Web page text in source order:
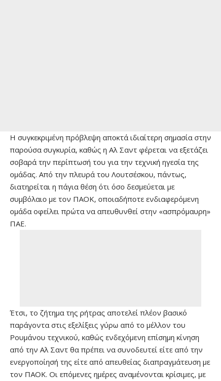
Η συγκεκριμένη πρόβλεψη αποκτά ιδιαίτερη σημασία στην
παρούσα συγκυρία, καθώς η Αλ Σαντ φέρεται να εξετάζει
σοβαρά την περίπτωσή του για την τεχνική ηγεσία της
ομάδας. Από την πλευρά του Λουτσέσκου, πάντως,
διατηρείται η πάγια θέση ότι όσο δεσμεύεται με
συμβόλαιο με τον ΠΑΟΚ, οποιαδήποτε ενδιαφερόμενη
ομάδα οφείλει πρώτα να απευθυνθεί στην «ασπρόμαυρη»
ΠΑΕ.
Έτσι, το ζήτημα της ρήτρας αποτελεί πλέον βασικό
παράγοντα στις εξελίξεις γύρω από το μέλλον του
Ρουμάνου τεχνικού, καθώς ενδεχόμενη επίσημη κίνηση
από την Αλ Σαντ θα πρέπει να συνοδευτεί είτε από την
ενεργοποίησή της είτε από απευθείας διαπραγμάτευση με
τον ΠΑΟΚ. Οι επόμενες ημέρες αναμένονται κρίσιμες, με